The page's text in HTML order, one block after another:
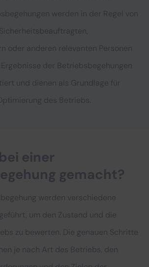
einer
gemacht?
werden verschiedene
um den Zustand und die
zu bewerten. Die genauen Schritte
je nach Art des Betriebs, den